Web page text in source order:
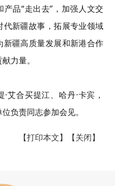
产品“走出去”，加强人文交
代新疆故事，拓展专业领域
新疆高质量发展和新港合作
力量。
·艾合买提江、哈丹·卡宾，
负责同志参加会见。
【打印本文】 【关闭】